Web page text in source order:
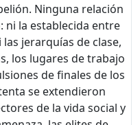
Ninguna relación
ni la establecida entre
jerarquías de clase,
los lugares de trabajo
de finales de los
se extendieron
de la vida social y